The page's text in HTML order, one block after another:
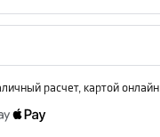
расчет, картой онлайн